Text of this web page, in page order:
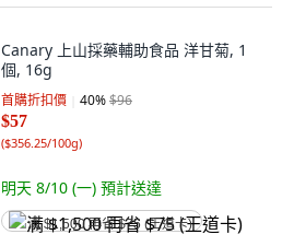
Canary 上山採藥輔助食品 洋甘菊, 1
個, 16g
首購折扣價 40%$96
$57
($356.25/100g)
明天 8/10 (一) 預計送達
满 $1,500 再省 $75 (王道卡)